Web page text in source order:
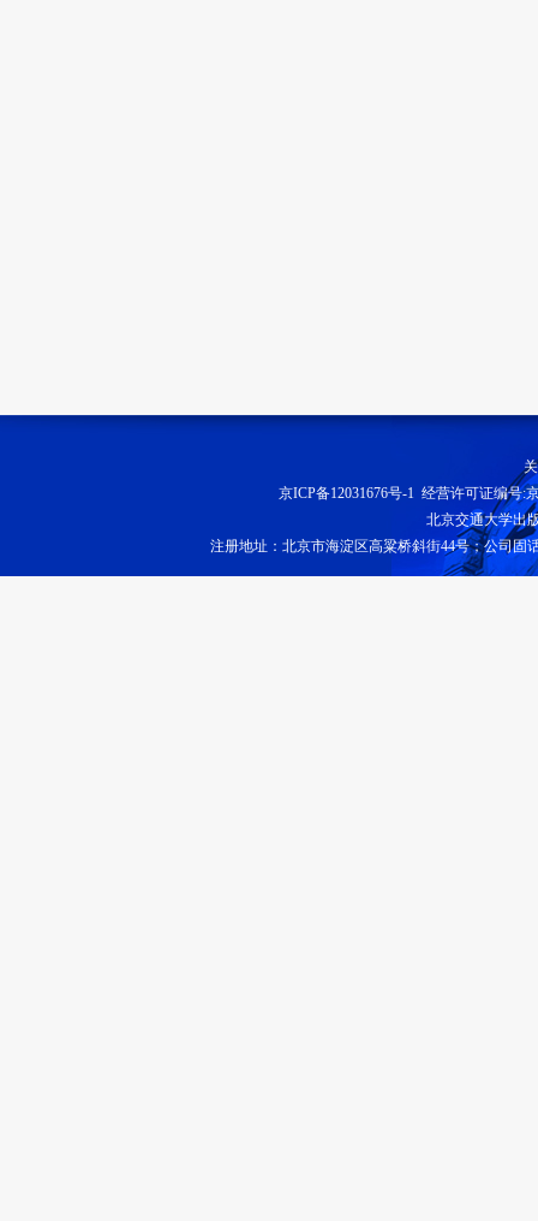
京ICP备12031676号-1 经营许可证编号:
北京交通大学出
注册地址：北京市海淀区高粱桥斜街44号；公司固